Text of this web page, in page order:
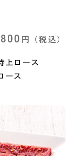
円 （税込）
上ロース
ース